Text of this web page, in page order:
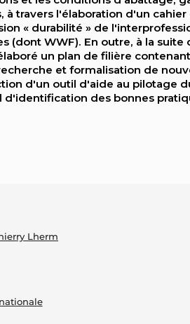
à travers l'élaboration d'un
« durabilité » de
(dont WWF). En outre, à la
un plan de filière
et formalisation de
d'un outil d'aide au pilotage
d'identification des bonnes
Lherm